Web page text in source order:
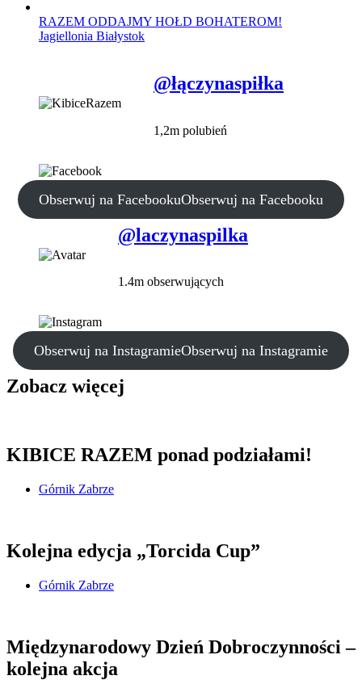
RAZEM ODDAJMY HOŁD BOHATEROM!
Jagiellonia Białystok
@łączynaspiłka
1,2m polubień
Obserwuj na FacebookuObserwuj na Facebooku
@laczynaspilka
1.4m obserwujących
Obserwuj na InstagramieObserwuj na Instagramie
Zobacz więcej
KIBICE RAZEM ponad podziałami!
Górnik Zabrze
Kolejna edycja „Torcida Cup”
Górnik Zabrze
Międzynarodowy Dzień Dobroczynności –
kolejna akcja